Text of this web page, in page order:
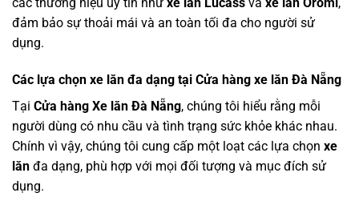
các thương hiệu uy tín như xe lăn Lucass và xe lăn Oromi,
đảm bảo sự thoải mái và an toàn tối đa cho người sử
dụng.
Các lựa chọn xe lăn đa dạng tại Cửa hàng xe lăn Đà Nẵng
Tại Cửa hàng Xe lăn Đà Nẵng, chúng tôi hiểu rằng mỗi
người dùng có nhu cầu và tình trạng sức khỏe khác nhau.
Chính vì vậy, chúng tôi cung cấp một loạt các lựa chọn xe
lăn đa dạng, phù hợp với mọi đối tượng và mục đích sử
dụng.